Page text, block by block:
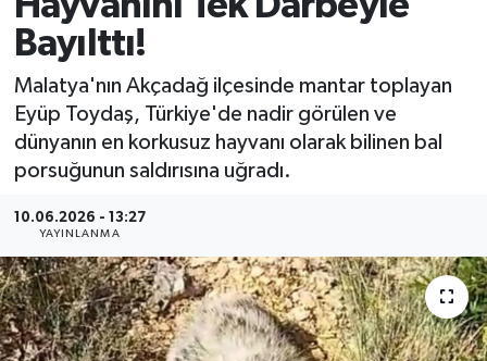
Bayılttı!
Malatya'nın Akçadağ ilçesinde mantar toplayan
Eyüp Toydaş, Türkiye'de nadir görülen ve
dünyanın en korkusuz hayvanı olarak bilinen bal
porsuğunun saldırısına uğradı.
10.06.2026 - 13:27
YAYINLANMA
MAGAZİN
ÖZEL HABER
RESMİ İLANLAR
SİYASET
SOSYAL YARDIMLAR